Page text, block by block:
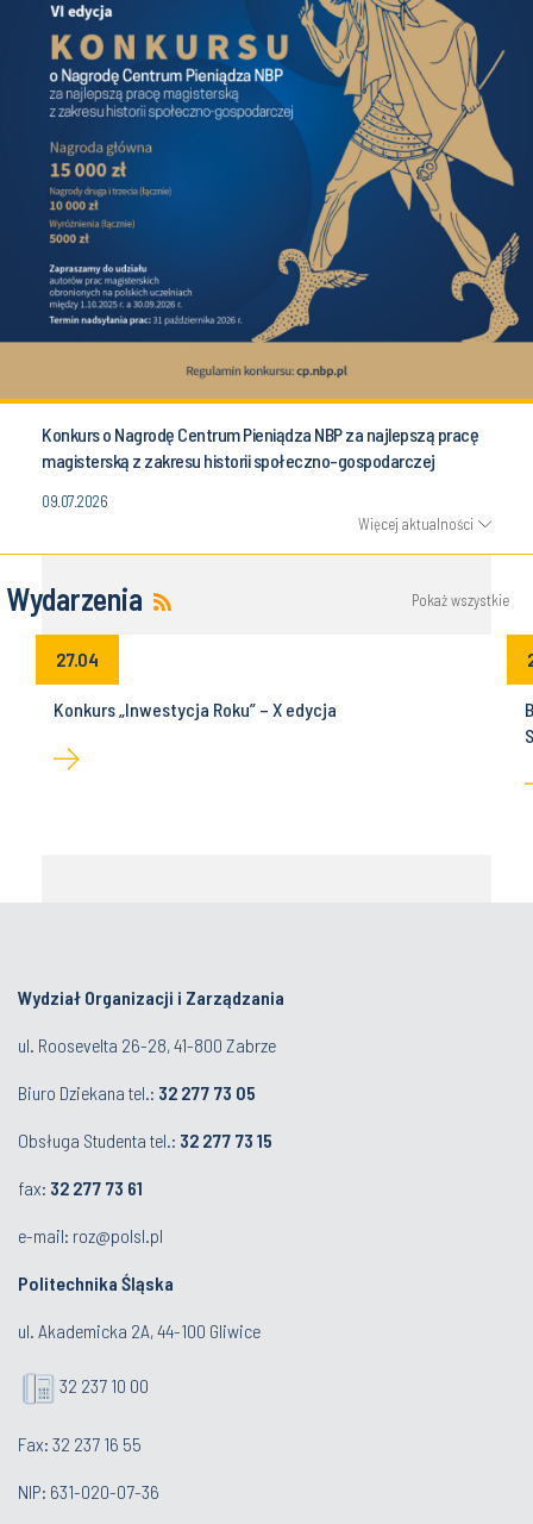
Konkurs o Nagrodę Centrum Pieniądza NBP za najlepszą pracę
magisterską z zakresu historii społeczno-gospodarczej
09.07.2026
Więcej aktualności
Wydarzenia Pokaż wszystkie
27.04
Konkurs „Inwestycja Roku” – X edycja
Wydział Organizacji i Zarządzania
ul. Roosevelta 26-28, 41-800 Zabrze
Biuro Dziekana tel.: 32 277 73 05
Obsługa Studenta tel.: 32 277 73 15
fax: 32 277 73 61
e-mail: roz@polsl.pl
Politechnika Śląska
ul. Akademicka 2A, 44-100 Gliwice
32 237 10 00
Fax: 32 237 16 55
NIP: 631-020-07-36